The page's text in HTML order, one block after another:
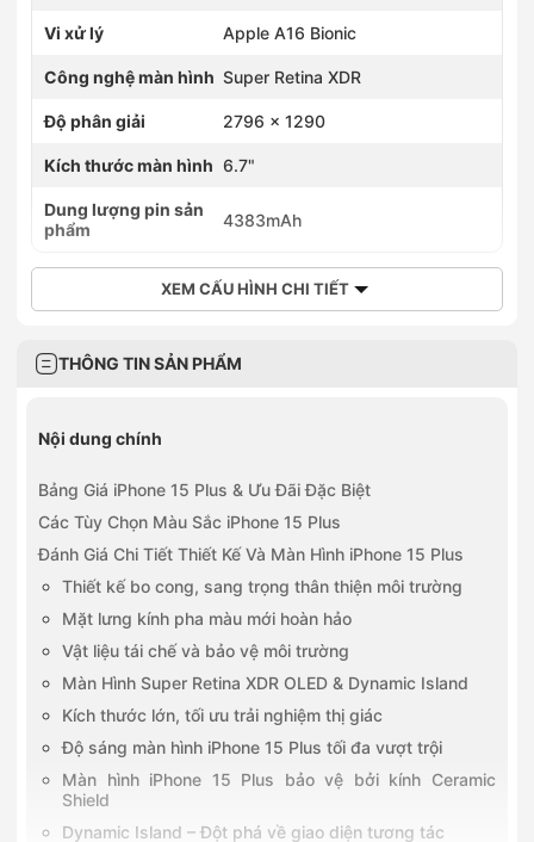
Vi xử lý Apple A16 Bionic
Công nghệ màn hình Super Retina XDR
Độ phân giải 2796 x 1290
Kích thước màn hình 6.7"
Dung lượng pin sản
phẩm
4383mAh
XEM CẤU HÌNH CHI TIẾT
THÔNG TIN SẢN PHẨM
Nội dung chính
Bảng Giá iPhone 15 Plus & Ưu Đãi Đặc Biệt
Các Tùy Chọn Màu Sắc iPhone 15 Plus
Đánh Giá Chi Tiết Thiết Kế Và Màn Hình iPhone 15 Plus
Thiết kế bo cong, sang trọng thân thiện môi trường
Mặt lưng kính pha màu mới hoàn hảo
Vật liệu tái chế và bảo vệ môi trường
Màn Hình Super Retina XDR OLED & Dynamic Island
Kích thước lớn, tối ưu trải nghiệm thị giác
Độ sáng màn hình iPhone 15 Plus tối đa vượt trội
Màn hình iPhone 15 Plus bảo vệ bởi kính Ceramic
Shield
Dynamic Island – Đột phá về giao diện tương tác